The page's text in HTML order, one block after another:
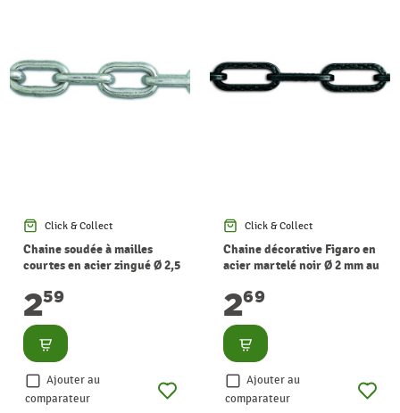
Click & Collect
Chaine soudée à mailles
courtes en acier zingué Ø 2,5
259
Consulter
Ajouter au
comparateur
Click & Collect
Chaine décorative Figaro en
acier martelé noir Ø 2 mm au
269
Consulter
Ajouter au
comparateur